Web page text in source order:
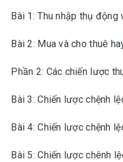
Bài 1: Thu nhập thụ động
Bài 2: Mua và cho thuê
Phần 2: Các chiến lược
Bài 3: Chiến lược chệnh
Bài 4: Chiến lược chệnh
Bài 5: Chiến lược chênh